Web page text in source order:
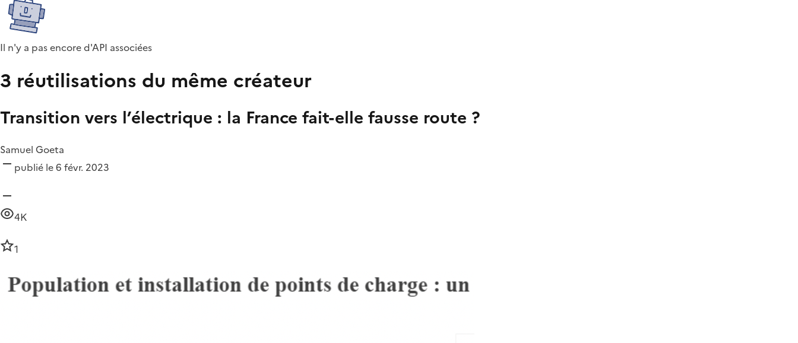
Il n'y a pas encore d'API associées
3 réutilisations du même créateur
Transition vers l’électrique : la France fait-elle fausse route ?
Samuel Goeta
publié le 6 févr. 2023
4K
1